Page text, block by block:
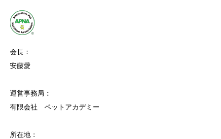
会長：
安藤愛
運営事務局：
有限会社 ペットアカデミー
所在地：